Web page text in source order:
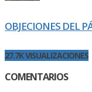
OBJECIONES DEL
27.7K VISUALIZACIONES
COMENTARIOS